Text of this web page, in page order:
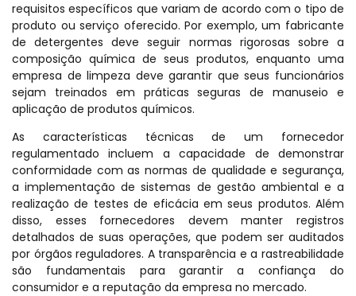
requisitos específicos que variam de acordo com o tipo de
produto ou serviço oferecido. Por exemplo, um fabricante
de detergentes deve seguir normas rigorosas sobre a
composição química de seus produtos, enquanto uma
empresa de limpeza deve garantir que seus funcionários
sejam treinados em práticas seguras de manuseio e
aplicação de produtos químicos.
As características técnicas de um fornecedor
regulamentado incluem a capacidade de demonstrar
conformidade com as normas de qualidade e segurança,
a implementação de sistemas de gestão ambiental e a
realização de testes de eficácia em seus produtos. Além
disso, esses fornecedores devem manter registros
detalhados de suas operações, que podem ser auditados
por órgãos reguladores. A transparência e a rastreabilidade
são fundamentais para garantir a confiança do
consumidor e a reputação da empresa no mercado.